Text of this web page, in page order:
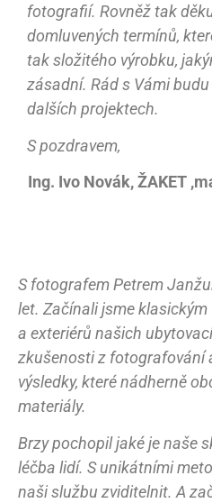
fotografií. Rovněž tak
domluvených termínů,
tak složitého výrobku,
zásadní. Rád s Vámi
dalších projektech.
S pozdravem,
Ing. Ivo Novák, ŽAKET
S fotografem Petrem
let. Začínali jsme
a exteriérů našich
zkušenosti z fotografování
výsledky, které nádherně
materiály.
Brzy pochopil jaké je naše
léčba lidí. S unikátními
naši službu zviditelnit. A